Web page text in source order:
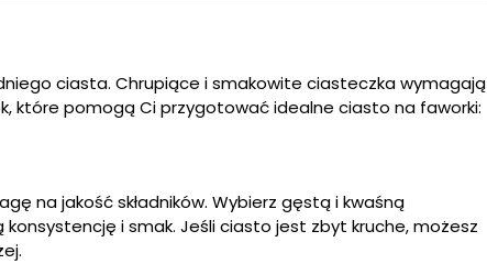
ciasta. Chrupiące i smakowite ciasteczka wymagają
które pomogą Ci przygotować idealne ciasto na faworki:
na jakość składników. Wybierz gęstą i kwaśną
i smak. Jeśli ciasto jest zbyt kruche, możesz